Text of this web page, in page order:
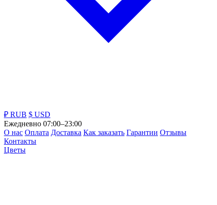
₽ RUB $ USD
Ежедневно 07:00–23:00
О нас Оплата Доставка Как заказать Гарантии Отзывы
Контакты
Цветы